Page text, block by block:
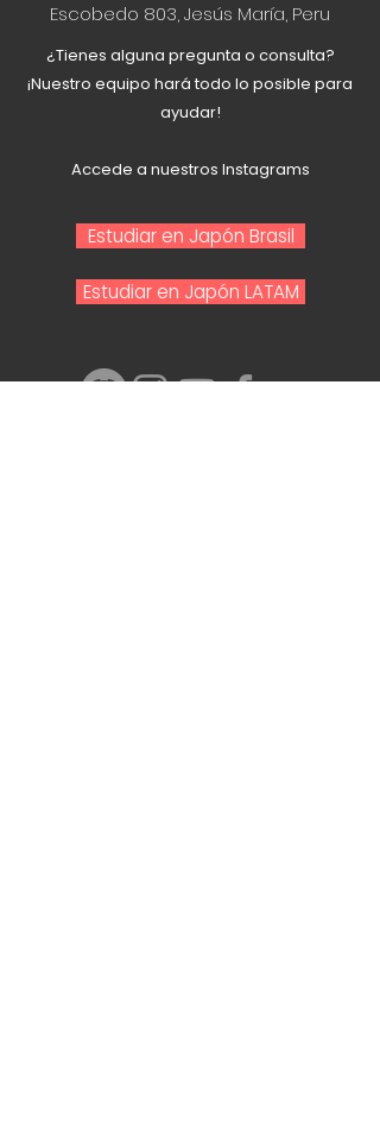
Escobedo 803, Jesús María, Peru
¿Tienes alguna pregunta o consulta?
¡Nuestro equipo hará todo lo posible para
ayudar!
Accede a nuestros Instagrams
Estudiar en Japón Brasil
Estudiar en Japón LATAM